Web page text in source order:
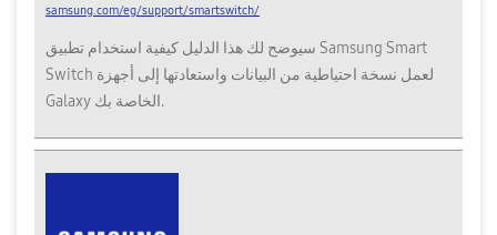
samsung.com/eg/support/smartswitch/
سيوضح لك هذا الدليل كيفية استخدام تطبيق Samsung Smart
Switch لعمل نسخة احتياطية من البيانات واستعادتها إلى أجهزة
Galaxy الخاصة بك.